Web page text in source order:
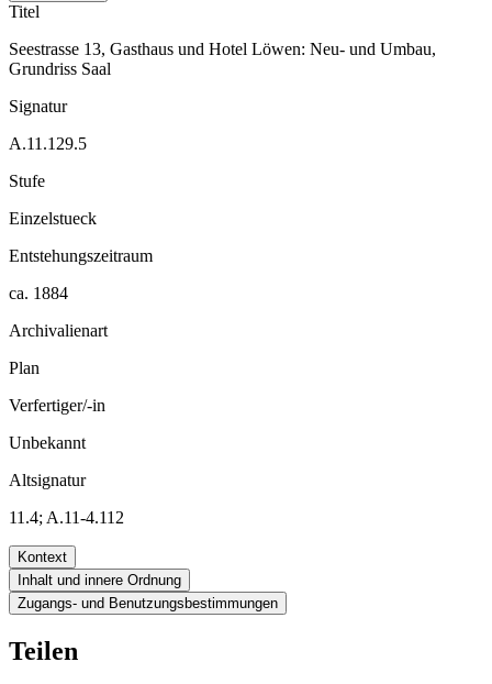
Titel
Seestrasse 13, Gasthaus und Hotel Löwen: Neu- und Umbau,
Grundriss Saal
Signatur
A.11.129.5
Stufe
Einzelstueck
Entstehungszeitraum
ca. 1884
Archivalienart
Plan
Verfertiger/-in
Unbekannt
Altsignatur
11.4; A.11-4.112
Kontext
Inhalt und innere Ordnung
Zugangs- und Benutzungsbestimmungen
Teilen